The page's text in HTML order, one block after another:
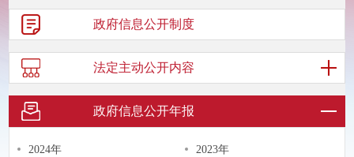
政府信息公开制度
法定主动公开内容
政府信息公开年报
2024年
2023年